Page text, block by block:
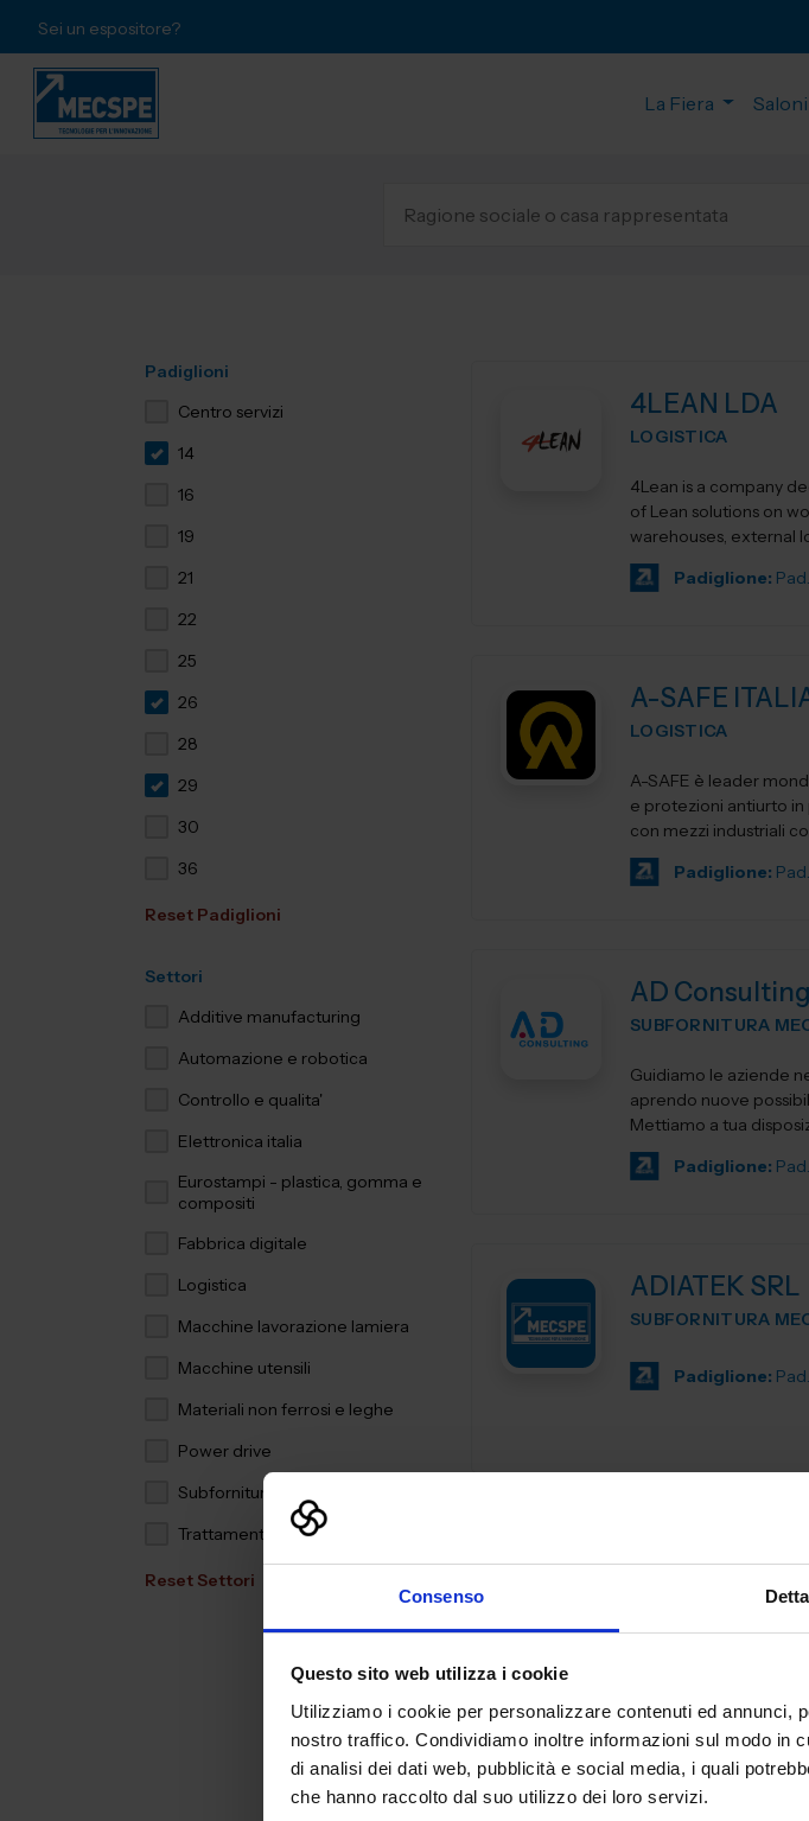
Consenso
Questo sito web utilizza i cookie
Utilizziamo i cookie per personalizzare contenuti ed annunci,
nostro traffico. Condividiamo inoltre informazioni sul modo in
di analisi dei dati web, pubblicità e social media, i quali
che hanno raccolto dal suo utilizzo dei loro servizi.
Sei un espositore?
La Fiera
Padiglioni
Centro servizi
14
16
19
21
22
25
26
28
29
30
36
Reset Padiglioni
Settori
Additive manufacturing
Automazione e robotica
Controllo e qualita'
Elettronica italia
Eurostampi - plastica, gomma e
compositi
Fabbrica digitale
Logistica
Macchine lavorazione lamiera
Macchine utensili
Materiali non ferrosi e leghe
Power drive
Subfornitura meccanica
Trattamenti e finiture
Reset Settori
4LEAN LDA
LOGISTICA
4Lean is a company
of Lean solutions on
warehouses, external
ca...
Padiglione:
A-SAFE
LOGISTICA
A-SAFE è leader
e protezioni antiurto
con mezzi industriali
Padiglione:
AD
SUBFORNITURA
Guidiamo le aziende
aprendo nuove
Mettiamo a tua
Padiglione:
ADIATEK SRL
SUBFORNITURA
Padiglione:
Padiglione:
AFFRI